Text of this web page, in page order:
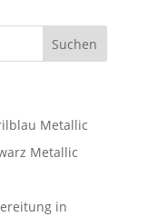
Suchen
Metallic
Metallic
in